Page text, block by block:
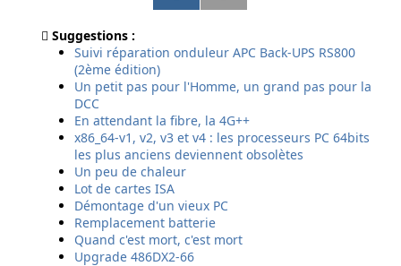
a
a
g
e
p
a
r
e
m
a
i
l
a
a
g
e
p
a
r
E
m
a
i
l
a
a
e
p
a
r
a
a
e
p
a
r
Suggestions :
Suivi réparation onduleur APC Back-UPS RS800
(2ème édition)
Un petit pas pour l'Homme, un grand pas pour la
DCC
En attendant la fibre, la 4G++
x86_64-v1, v2, v3 et v4 : les processeurs PC 64bits
les plus anciens deviennent obsolètes
Un peu de chaleur
Lot de cartes ISA
Démontage d'un vieux PC
Remplacement batterie
Quand c'est mort, c'est mort
Upgrade 486DX2-66